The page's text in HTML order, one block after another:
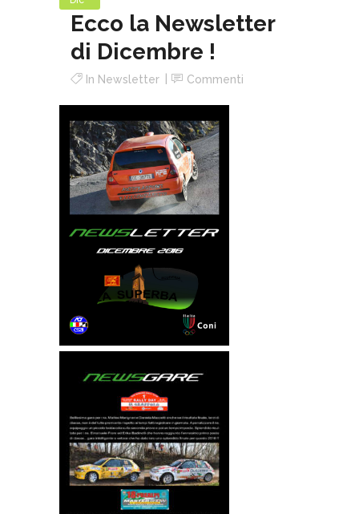
Ecco la Newsletter
di Dicembre !
In Newsletter Commenti